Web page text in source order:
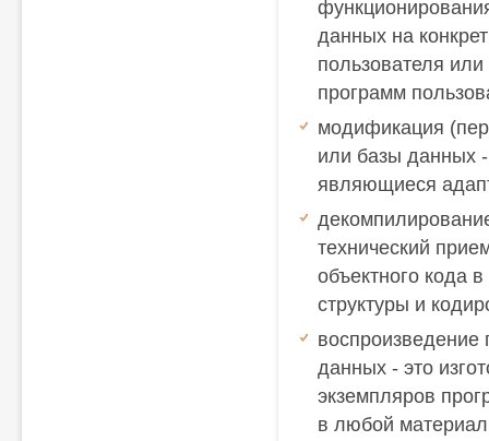
данных на
пользователя
программ
модификация
или базы данных
являющиеся
технический
объектного кода
структуры и
данных - это
экземпляров
в любой